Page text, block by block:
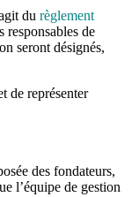
du règlement
responsables de
seront désignés,
de représenter
des fondateurs,
l’équipe de gestion